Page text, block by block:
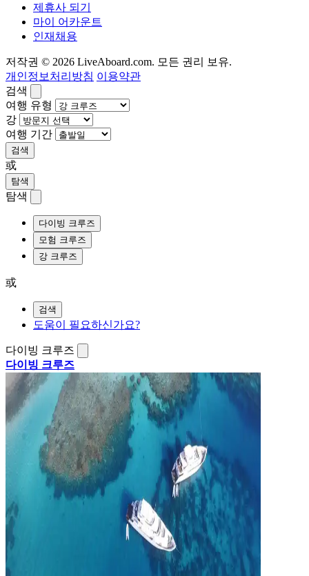
제휴사 되기
마이 어카운트
인재채용
저작권 © 2026 LiveAboard.com. 모든 권리 보유.
개인정보처리방침 이용약관
검색
여행 유형
강
여행 기간
검색
或
탐색
탐색
다이빙 크루즈
모험 크루즈
강 크루즈
或
검색
도움이 필요하신가요?
다이빙 크루즈
다이빙 크루즈